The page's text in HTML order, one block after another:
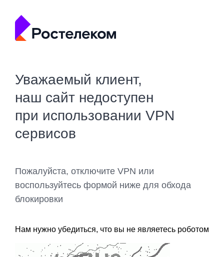
Уважаемый клиент,
наш сайт недоступен
при использовании VPN
сервисов
Пожалуйста, отключите VPN или
воспользуйтесь формой ниже для обхода
блокировки
Нам нужно убедиться, что вы не являетесь роботом